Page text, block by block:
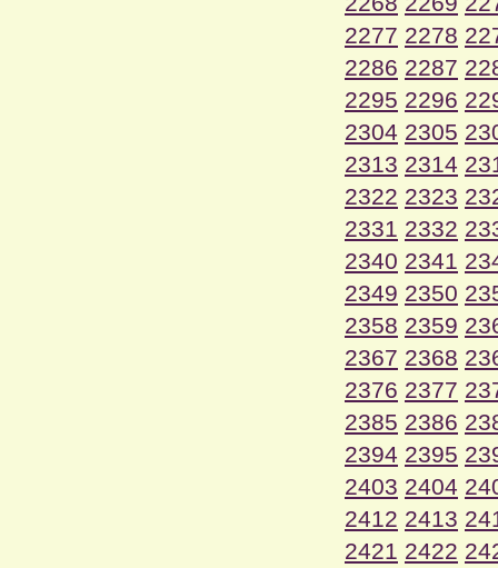
2277 2278
2286 2287
2295 2296
2304 2305
2313 2314
2322 2323
2331 2332
2340 2341
2349 2350
2358 2359
2367 2368
2376 2377
2385 2386
2394 2395
2403 2404
2412 2413
2421 2422